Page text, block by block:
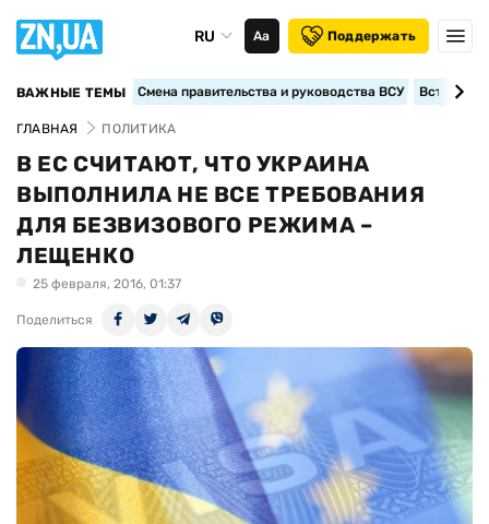
RU Аа Поддержать
ВАЖНЫЕ ТЕМЫ Смена правительства и руководства ВСУ
ГЛАВНАЯ ПОЛИТИКА
В ЕС СЧИТАЮТ, ЧТО УКРАИНА
ВЫПОЛНИЛА НЕ ВСЕ ТРЕБОВАНИЯ
ДЛЯ БЕЗВИЗОВОГО РЕЖИМА –
ЛЕЩЕНКО
25 февраля, 2016, 01:37
Поделиться